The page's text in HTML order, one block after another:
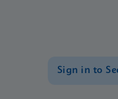
Sign in to